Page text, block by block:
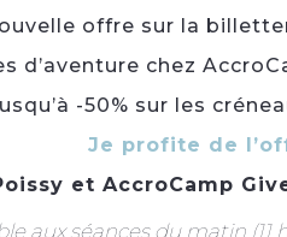
À voir
offre sur la
d’aventure chez
-50% sur les
Je profite de
et AccroCamp
aux séances du matin (11